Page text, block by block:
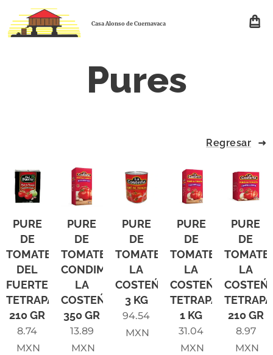
Casa Alonso de Cuernavaca
Pures
Regresar
PURE
DE
TOMATE
DEL
FUERTE
TETRAPACK
210 GR
8.74
MXN
PURE
DE
TOMATE
CONDIMENTADO
LA
COSTEŃA
350 GR
13.89
MXN
PURE
DE
TOMATE
LA
COSTEŃA
3 KG
94.54
MXN
PURE
DE
TOMATE
LA
COSTEŃA
TETRAPACK
1 KG
31.04
MXN
PURE
DE
TOMATE
LA
210 GR
8.97
MXN